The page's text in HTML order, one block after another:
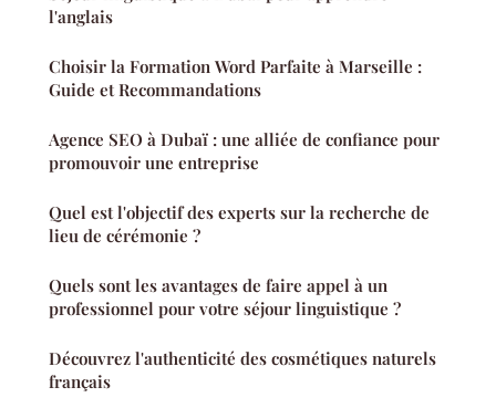
l'anglais
Choisir la Formation Word Parfaite à Marseille :
Guide et Recommandations
Agence SEO à Dubaï : une alliée de confiance pour
promouvoir une entreprise
Quel est l'objectif des experts sur la recherche de
lieu de cérémonie ?
Quels sont les avantages de faire appel à un
professionnel pour votre séjour linguistique ?
Découvrez l'authenticité des cosmétiques naturels
français